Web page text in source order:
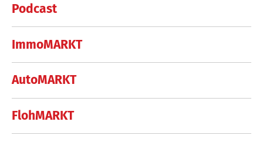
Podcast
ImmoMARKT
AutoMARKT
FlohMARKT